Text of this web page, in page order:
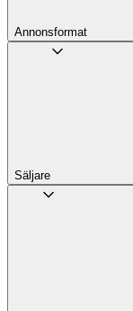
Annons­format
Säljare